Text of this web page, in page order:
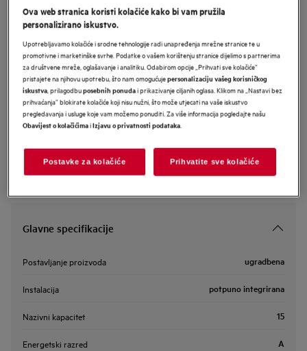
AEG 9000 XXL Max perilica posuđa
(integrirana) s AirDry tehnologijom
Informacijski list proizvoda
Sigurnosne upute i sigurnosna upozorenja prema EU regulativi
2023/988 navedeni su u poglavljima 1 i 2 korisničkog priručnika.
priručnik.
Glavne specifikacije
Postavljanje proizvoda ugradbena
Instalacija potpuno integrirana
Nazivni kapacitet 15
Energetski razred A
Ova web stranica koristi kolačiće kako bi vam pružila
personalizirano iskustvo.
Upotrebljavamo kolačiće i srodne tehnologije radi unapređenja mrežne stranice te u
promotivne i marketinške svrhe. Podatke o vašem korištenju stranice dijelimo s partnerima
za društvene mreže, oglašavanje i analitiku. Odabirom opcije „Prihvati sve kolačiće”
pristajete na njihovu upotrebu, što nam omogućujepersonalizaciju vašeg korisničkog
iskustva, prilagodbuposebnih ponudai prikazivanje ciljanih oglasa. Klikom na „Nastavi bez
prihvaćanja” blokirate kolačiće koji nisu nužni, što može utjecati na vaše iskustvo
pregledavanja i usluge koje vam možemo ponuditi. Za više informacija pogledajte našu
Obavijest o kolačićimaiIzjavu o privatnosti podataka.
Postavke za kolačiće Prihvatite sve kolačiće